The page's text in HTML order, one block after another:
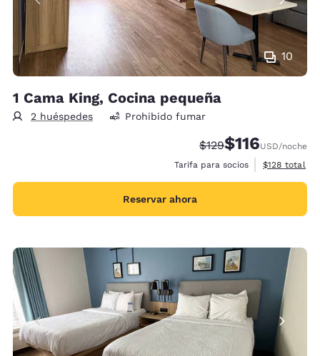
10
1 Cama King, Cocina pequeña
2 huéspedes Prohibido fumar
Precio tachado:
$129Precio con
$116USD/noche
Tarifa para socios
Ver detalles
$128 total
Reservar ahora